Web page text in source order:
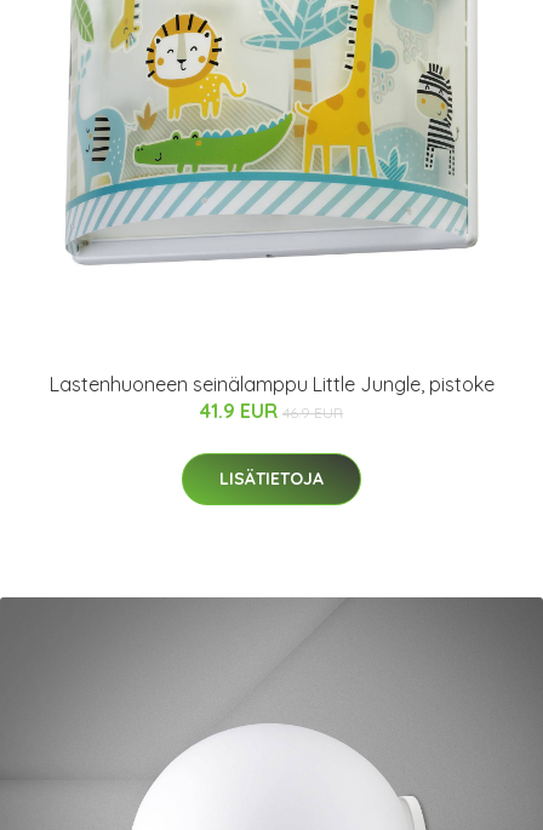
Lastenhuoneen seinälamppu Little Jungle, pistoke
41.9 EUR 46.9 EUR
LISÄTIETOJA